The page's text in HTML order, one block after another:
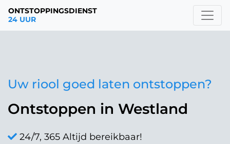
ONTSTOPPINGSDIENST
24 UUR
Uw riool goed laten ontstoppen?
Ontstoppen in Westland
24/7, 365 Altijd bereikbaar!